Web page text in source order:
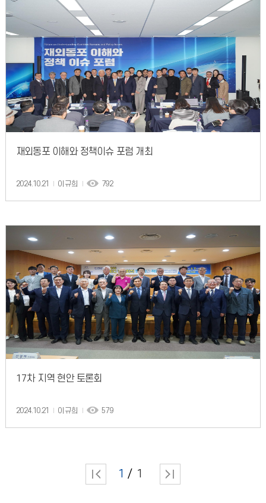
재외동포 이해와 정책이슈 포럼 개최
2024.10.21 이규희 792
17차 지역 현안 토론회
2024.10.21 이규희 579
1 1